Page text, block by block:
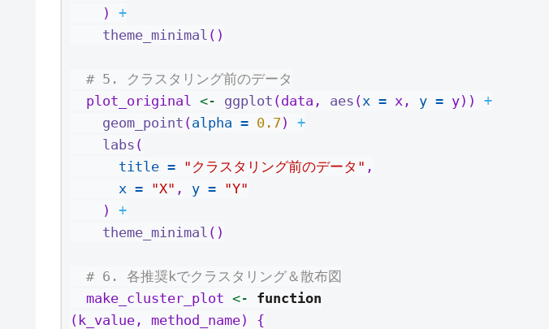
    )
+
theme_minimal ()
# 5. クラスタリング前のデータ
  plot_original
<- ggplot (data, aes (x = x, y = y)) +
geom_point (alpha = 0.7 ) +
labs (
title = "クラスタリング前のデータ" ,
x = "X" , y = "Y"
    )
+
theme_minimal ()
# 6. 各推奨kでクラスタリング＆散布図
  make_cluster_plot
<-
function
(k_value, method_name) {